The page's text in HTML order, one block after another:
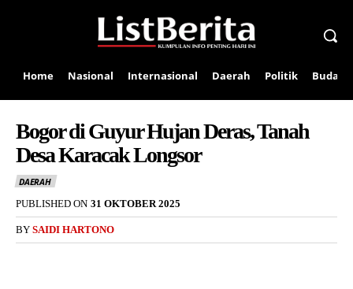
Home Nasional Internasional Daerah Politik Budaya
Bogor di Guyur Hujan Deras, Tanah
Desa Karacak Longsor
DAERAH
PUBLISHED ON 31 OKTOBER 2025
BY SAIDI HARTONO